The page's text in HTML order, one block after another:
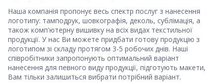
Наша компанія пропонує весь спектр послуг з нанесення
логотипу: тамподрук, шовкографія, деколь, сублімація, а
також комп'ютерну вишивку на всіх видах текстильної
продукції. У нас Ви можете придбати готову продукцію з
логотипом зі складу протягом 3-5 робочих днів. Наші
співробітники запропонують оптимальний варіант
нанесення для певного виду продукції, підготують макети,
Вам тільки залишиться вибрати потрібний варіант.